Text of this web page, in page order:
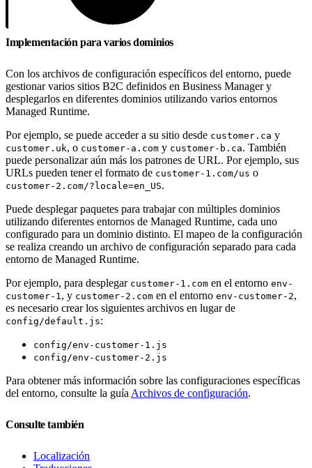
Implementación para varios dominios
Con los archivos de configuración específicos del entorno, puede
gestionar varios sitios B2C definidos en Business Manager y
desplegarlos en diferentes dominios utilizando varios entornos
Managed Runtime.
Por ejemplo, se puede acceder a su sitio desde customer.ca y
customer.uk, o customer-a.com y customer-b.ca. También
puede personalizar aún más los patrones de URL. Por ejemplo, sus
URLs pueden tener el formato de customer-1.com/us o
customer-2.com/?locale=en_US.
Puede desplegar paquetes para trabajar con múltiples dominios
utilizando diferentes entornos de Managed Runtime, cada uno
configurado para un dominio distinto. El mapeo de la configuración
se realiza creando un archivo de configuración separado para cada
entorno de Managed Runtime.
Por ejemplo, para desplegar customer-1.com en el entorno env-
customer-1 , y customer-2.com en el entorno env-customer-2,
es necesario crear los siguientes archivos en lugar de
config/default.js:
config/env-customer-1.js
config/env-customer-2.js
Para obtener más información sobre las configuraciones específicas
del entorno, consulte la guía Archivos de configuración.
Consulte también
Localización